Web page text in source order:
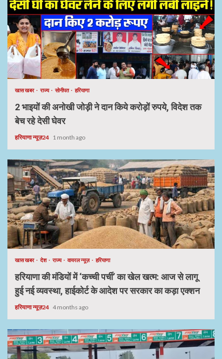
खास खबर राज्य सोनीपत हरियाणा
2 भाइयों की अनोखी जोड़ी ने दान किये करोड़ों रुपये, विदेश तक
बेच रहे देसी घेवर
हरियाणा न्यूज़24 1 month ago
खास खबर देश राज्य वायरल न्यूज़ हरियाणा
हरियाणा की मंडियों में ‘कच्ची पर्ची’ का खेल खत्म: आज से लागू
हुई नई व्यवस्था, हाईकोर्ट के आदेश पर सरकार का कड़ा एक्शन
हरियाणा न्यूज़24 4 months ago